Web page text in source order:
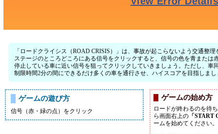
「ロードクライシス（ROAD CRISIS）」は、事故が起こらないよう交通整
ステージのところどころにある信号をクリックすると、信号の色を青または
停止している車に近い信号を狙ってクリックしていきましょう。ただし、車
制限時間2分の間にできるだけ多くの車を通行させ、ハイスコアを目指しまし
ゲームの遊び方
信号（赤・緑の点）をクリック
ゲームの始め方
ロードが終わるのを待
ら画面右上の 「START
ームを始めてください。